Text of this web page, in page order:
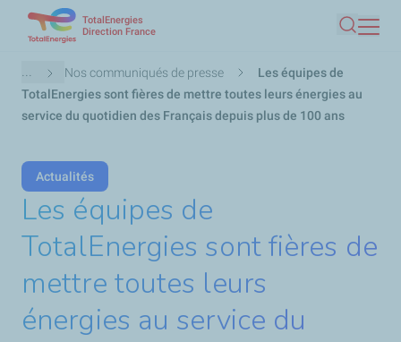
contenu
principal
TotalEnergies
Direction France
Fil
d'Ariane
... Nos communiqués de presse
Les équipes de
TotalEnergies sont fières de mettre toutes leurs énergies au
service du quotidien des Français depuis plus de 100 ans
Actualités
Les équipes de
TotalEnergies sont fières de
mettre toutes leurs
énergies au service du